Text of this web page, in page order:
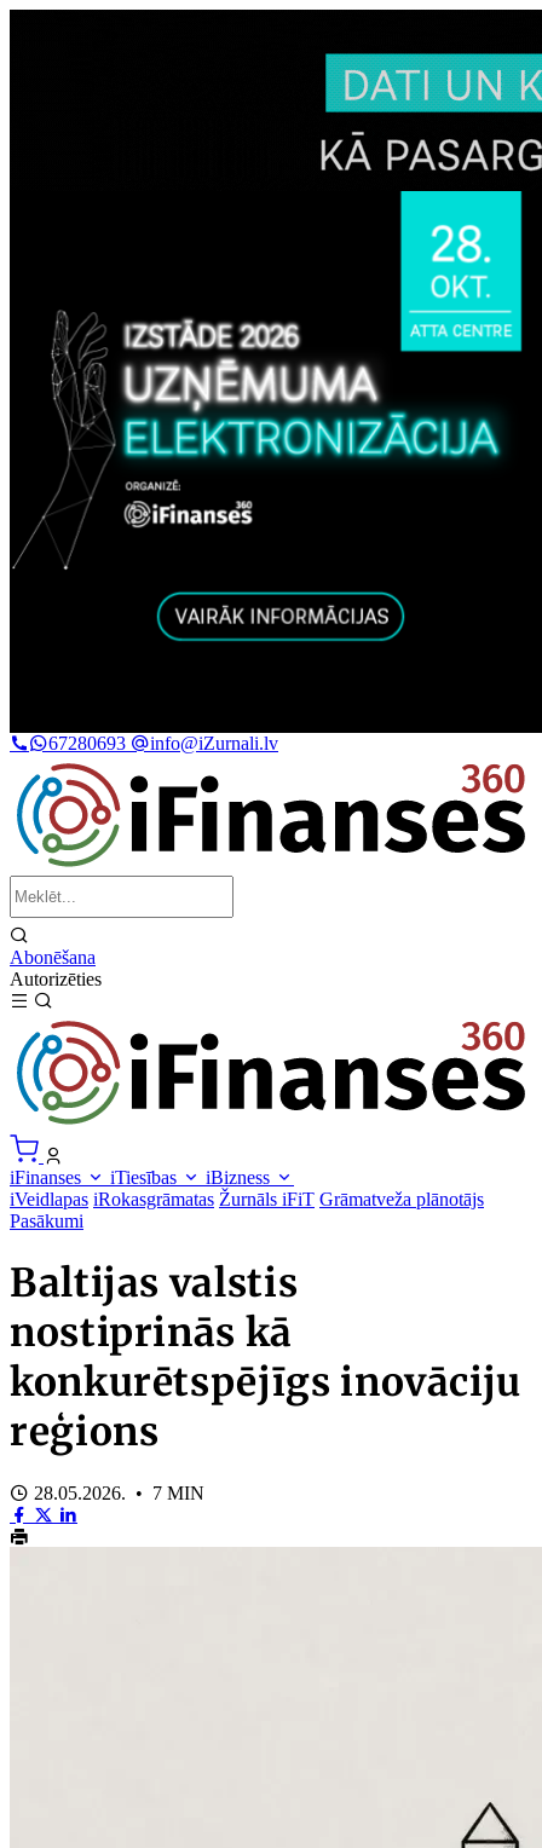
67280693 info@iZurnali.lv
Abonēšana
Autorizēties
iFinanses iTiesības
iBizness
iVeidlapas iRokasgrāmatas Žurnāls iFiT Grāmatveža plānotājs
Pasākumi
Baltijas valstis
nostiprinās kā
konkurētspējīgs inovāciju
reģions
28.05.2026. • 7 MIN